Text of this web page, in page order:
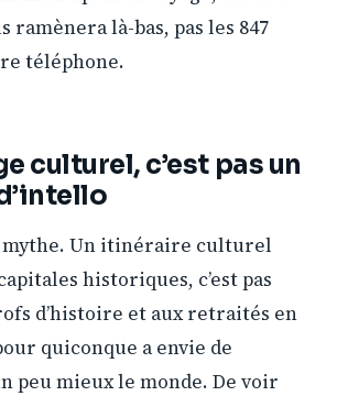
ramènera là-bas, pas les 847
téléphone.
culturel, c’est pas un
mythe. Un itinéraire culturel
historiques, c’est pas
d’histoire et aux retraités en
quiconque a envie de
peu mieux le monde. De voir